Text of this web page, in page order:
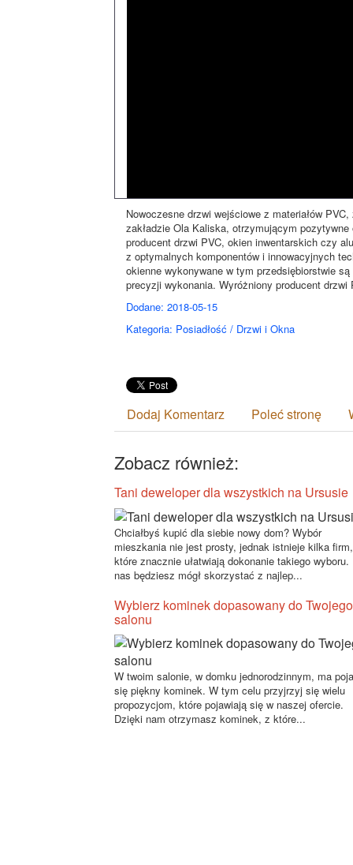
Nowoczesne drzwi wejściowe z materiałów
zakładzie Ola Kaliska, otrzymującym
producent drzwi PVC, okien inwentarskich czy
z optymalnych komponentów i innowacyjnych
okienne wykonywane w tym przedsiębiorstwie
precyzji wykonania. Wyróżniony producent
Dodane: 2018-05-15
Kategoria: Posiadłość / Drzwi i Okna
Dodaj Komentarz Poleć stronę
Zobacz również:
Tani deweloper dla wszystkich na Ursusie
Chciałbyś kupić dla siebie nowy dom? Wybór
mieszkania nie jest prosty, jednak istnieje kilka firm,
które znacznie ułatwiają dokonanie takiego wyboru.
nas będziesz mógł skorzystać z najlep...
Wybierz kominek dopasowany do Twojego
salonu
W twoim salonie, w domku jednorodzinnym, ma
się piękny kominek. W tym celu przyjrzyj się wielu
propozycjom, które pojawiają się w naszej ofercie.
Dzięki nam otrzymasz kominek, z które...